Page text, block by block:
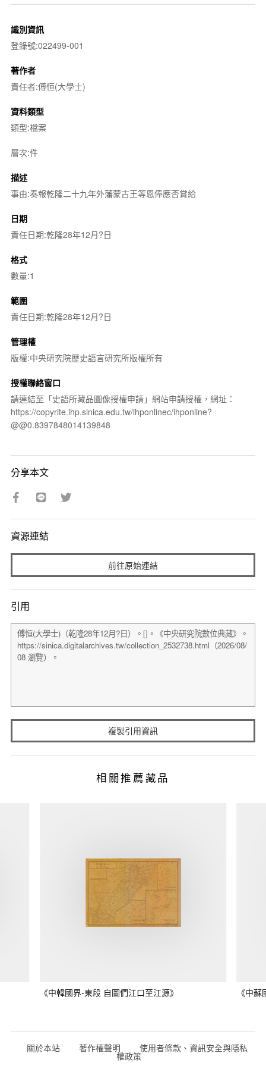
識別資訊
登錄號:022499-001
著作者
責任者:傅恒(大學士)
資料類型
類型:檔案
層次:件
描述
事由:奏報乾隆二十九年外藩蒙古王等恩俸應否賞給
日期
責任日期:乾隆28年12月?日
格式
數量:1
範圍
責任日期:乾隆28年12月?日
管理權
版權:中央研究院歷史語言研究所版權所有
授權聯絡窗口
請連結至「史語所藏品圖像授權申請」網站申請授權，網址：
https://copyrite.ihp.sinica.edu.tw/ihponlinec/ihponline?
@@0.8397848014139848
分享本文
資源連結
前往原始連結
引用
複製引用資訊
相關推薦藏品
《中韓國界-東段 自圖們江口至江源》 《中
關於本站 著作權聲明 使用者條款、資訊安全與隱私
權政策